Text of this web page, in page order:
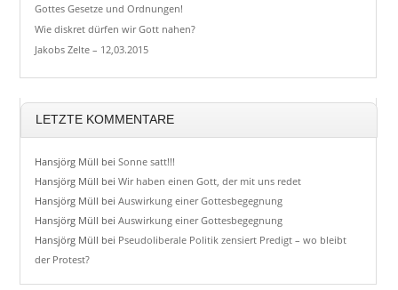
Gottes Gesetze und Ordnungen!
Wie diskret dürfen wir Gott nahen?
Jakobs Zelte – 12,03.2015
LETZTE KOMMENTARE
Hansjörg Müll beiSonne satt!!!
Hansjörg Müll beiWir haben einen Gott, der mit uns redet
Hansjörg Müll beiAuswirkung einer Gottesbegegnung
Hansjörg Müll beiAuswirkung einer Gottesbegegnung
Hansjörg Müll bei Pseudoliberale Politik zensiert Predigt – wo bleibt
der Protest?